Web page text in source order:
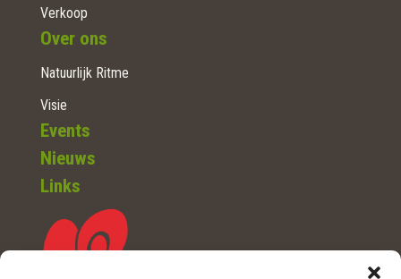
Verkoop
Over ons
Natuurlijk Ritme
Visie
Events
Nieuws
Links